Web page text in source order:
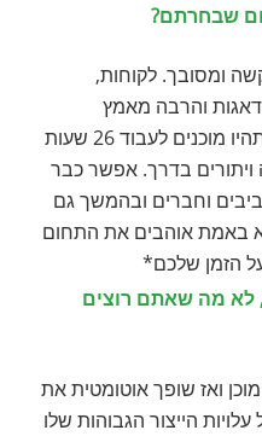
שבחרתם?
ומסובך. לקוחות,
והרבה מאמץ
והשקעה. יזמות זה לא 9 עד 5. תהיו מוכנים לעבוד 26 שעות
ויתורים בדרך. אפשר כבר
וחברים ובהמשך גם
באמת אוהבים את התחום
הזמן שלכם*
לא מה שאתם רוצים
ואז שופך אוטומטית את
הייצור הגבוהות שלו